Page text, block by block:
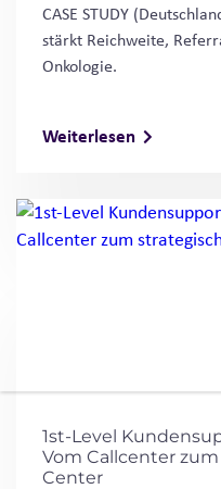
CASE STUDY
stärkt Reichweite,
Onkologie.
Weiterlesen
1st-Level
Vom Callcenter
Center